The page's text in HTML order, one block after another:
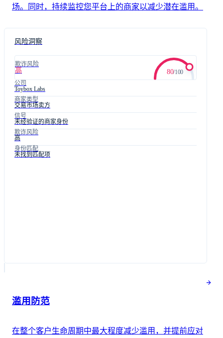
Jane Diaz
03/28 760
场。同时，持续监控您平台上的商家以减少潜在滥用。
风险洞察
欺诈风险
高 80/100
公司
Toybox Labs
商家类型
交易市场卖方
信号
未经验证的商家身份
欺诈风险
高
身份匹配
未找到匹配项
滥用防范
在整个客户生命周期中最大程度减少滥用，并提前应对